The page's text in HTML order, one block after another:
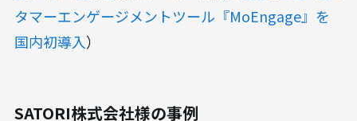
タマーエンゲージメントツール『MoEngage』を
国内初導入）
SATORI株式会社様の事例